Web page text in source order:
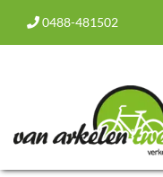
0488-481502